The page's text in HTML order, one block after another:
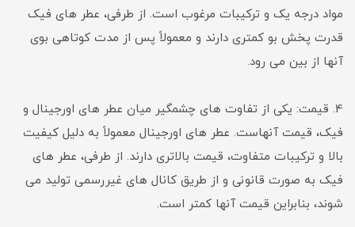
مواد درجه یک و ترکیبات مرغوب است. از طرفی، عطر های فیک
قدرت پخش بو کمتری دارند و معمولاً پس از مدت کوتاهی بوی
آنها از بین می رود.
4. قیمت: یکی از تفاوت های چشمگیر میان عطر های اورجینال و
فیک، قیمت آنهاست. عطر های اورجینال معمولاً به دلیل کیفیت
بالا و ترکیبات متفاوت، قیمت بالاتری دارند. از طرفی، عطر های
فیک به صورت قانونی و از طریق کانال های غیررسمی تولید می
شوند، بنابراین قیمت آنها کمتر است.